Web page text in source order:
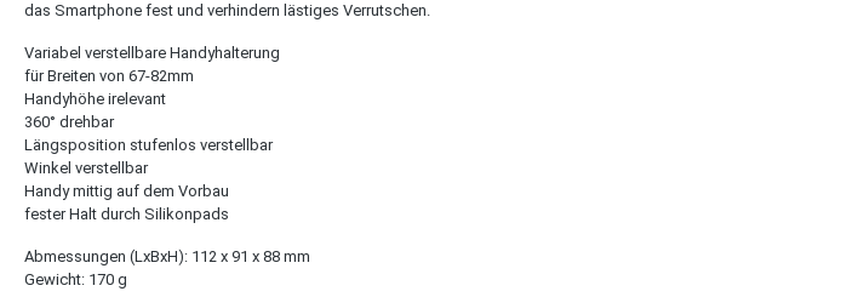
das Smartphone fest und verhindern lästiges Verrutschen.
Variabel verstellbare Handyhalterung
für Breiten von 67-82mm
Handyhöhe irelevant
360° drehbar
Längsposition stufenlos verstellbar
Winkel verstellbar
Handy mittig auf dem Vorbau
fester Halt durch Silikonpads
Abmessungen (LxBxH): 112 x 91 x 88 mm
Gewicht: 170 g